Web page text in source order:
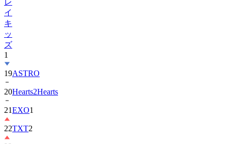
キ
ッ
ズ
1
19
20Hearts2Hearts
21EXO1
22TXT2
23
ソ